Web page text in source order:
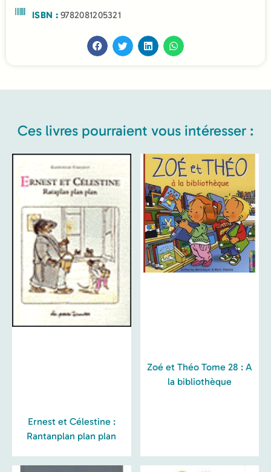
ISBN :9782081205321
Ces livres pourraient vous intéresser :
Ernest et Célestine :
Rantanplan plan plan
Zoé et Théo Tome 28 : A
la bibliothèque